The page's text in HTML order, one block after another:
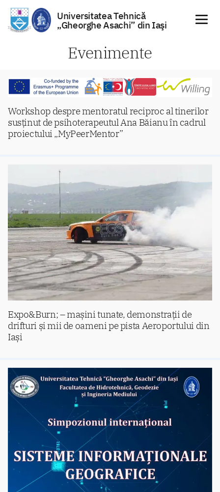
Universitatea Tehnică
„Gheorghe Asachi” din Iaşi
Evenimente
Workshop despre mentoratul reciproc al tinerilor
susținut de psihoterapeutul Ana Băianu în cadrul
proiectului „MyPeerMentor”
Expo&Burn; – mașini tunate, demonstrații de
drifturi și mii de oameni pe pista Aeroportului din
Iași